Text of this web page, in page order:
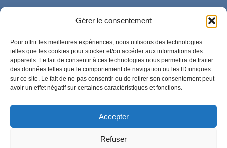
Gérer le consentement
Pour offrir les meilleures expériences, nous utilisons des technologies
telles que les cookies pour stocker et/ou accéder aux informations des
appareils. Le fait de consentir à ces technologies nous permettra de traiter
des données telles que le comportement de navigation ou les ID uniques
sur ce site. Le fait de ne pas consentir ou de retirer son consentement peut
avoir un effet négatif sur certaines caractéristiques et fonctions.
Accepter
Refuser
En tant que Partenaire Amazon, je réalise un bénéfice sur les
achats remplissant les conditions requises.
Amazon et le logo Amazon sont des marques d'Amazon.com,
Inc. ou de ses sociétés affiliées.